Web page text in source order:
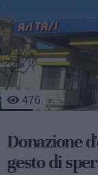
529
Agricoltura,
l'innovazione